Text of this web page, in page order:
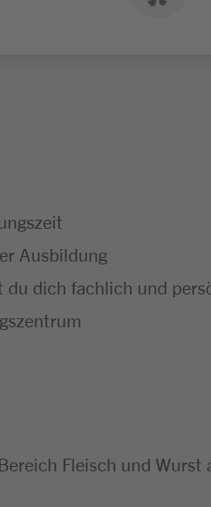
Ausbildung
dich fachlich und
Fleisch und Wurst